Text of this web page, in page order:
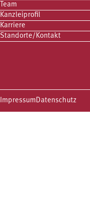
Team
Kanzleiprofil
Karriere
Standorte/Kontakt
Impressum Datenschutz